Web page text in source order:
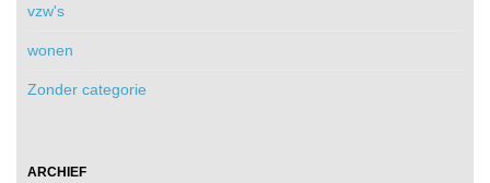
vzw's
wonen
Zonder categorie
ARCHIEF